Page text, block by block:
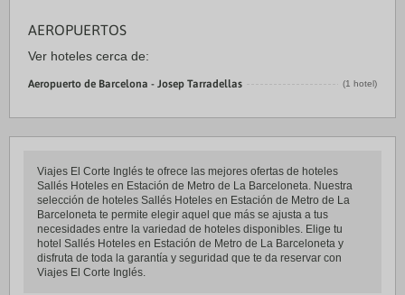
AEROPUERTOS
Ver hoteles cerca de:
Aeropuerto de Barcelona - Josep Tarradellas (1 hotel)
Viajes El Corte Inglés te ofrece las mejores ofertas de hoteles
Sallés Hoteles en Estación de Metro de La Barceloneta. Nuestra
selección de hoteles Sallés Hoteles en Estación de Metro de La
Barceloneta te permite elegir aquel que más se ajusta a tus
necesidades entre la variedad de hoteles disponibles. Elige tu
hotel Sallés Hoteles en Estación de Metro de La Barceloneta y
disfruta de toda la garantía y seguridad que te da reservar con
Viajes El Corte Inglés.